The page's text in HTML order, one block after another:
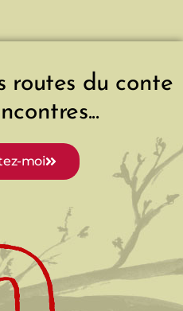
routes du conte
moi